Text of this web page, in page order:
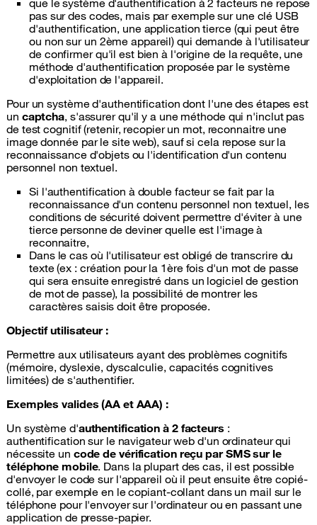
que le système d'authentification à 2 facteurs ne repose
pas sur des codes, mais par exemple sur une clé USB
d'authentification, une application tierce (qui peut être
ou non sur un 2ème appareil) qui demande à l'utilisateur
de confirmer qu'il est bien à l'origine de la requête, une
méthode d'authentification proposée par le système
d'exploitation de l'appareil.
Pour un système d'authentification dont l'une des étapes est
un captcha, s'assurer qu'il y a une méthode qui n'inclut pas
de test cognitif (retenir, recopier un mot, reconnaitre une
image donnée par le site web), sauf si cela repose sur la
reconnaissance d'objets ou l'identification d'un contenu
personnel non textuel.
Si l'authentification à double facteur se fait par la
reconnaissance d'un contenu personnel non textuel, les
conditions de sécurité doivent permettre d'éviter à une
tierce personne de deviner quelle est l'image à
reconnaitre,
Dans le cas où l'utilisateur est obligé de transcrire du
texte (ex : création pour la 1ère fois d'un mot de passe
qui sera ensuite enregistré dans un logiciel de gestion
de mot de passe), la possibilité de montrer les
caractères saisis doit être proposée.
Objectif utilisateur :
Permettre aux utilisateurs ayant des problèmes cognitifs
(mémoire, dyslexie, dyscalculie, capacités cognitives
limitées) de s'authentifier.
Exemples valides (AA et AAA) :
Un système d'authentification à 2 facteurs :
authentification sur le navigateur web d'un ordinateur qui
nécessite un code de vérification reçu par SMS sur le
téléphone mobile. Dans la plupart des cas, il est possible
d'envoyer le code sur l'appareil où il peut ensuite être copié-
collé, par exemple en le copiant-collant dans un mail sur le
téléphone pour l'envoyer sur l'ordinateur ou en passant une
application de presse-papier.